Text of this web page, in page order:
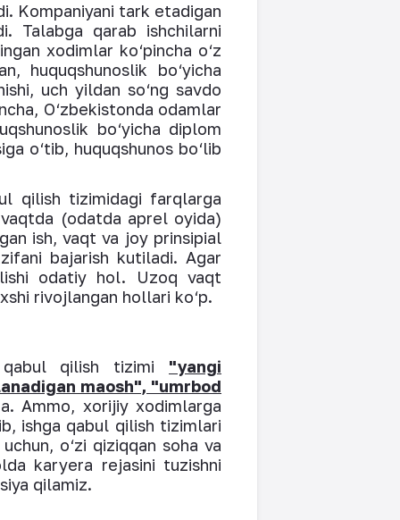
Kompaniyani tark etadigan
Talabga qarab ishchilarni
xodimlar ko‘pincha o‘z
huquqshunoslik bo‘yicha
uch yildan so‘ng savdo
O‘zbekistonda odamlar
bo‘yicha diplom
o‘tib, huquqshunos bo‘lib
qilish tizimidagi farqlarga
vaqtda (odatda aprel oyida)
ish, vaqt va joy prinsipial
bajarish kutiladi. Agar
odatiy hol. Uzoq vaqt
rivojlangan hollari ko‘p.
qabul qilish tizimi "yangi
maosh", "umrbod
Ammo, xorijiy xodimlarga
ishga qabul qilish tizimlari
o‘zi qiziqqan soha va
karyera rejasini tuzishni
qilamiz.